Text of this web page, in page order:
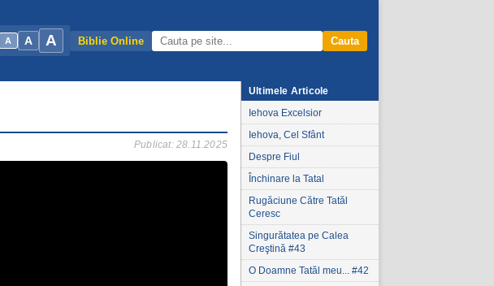
A A A Biblie Online Cauta
Publicat: 28.11.2025
Ultimele Articole
Iehova Excelsior
Iehova, Cel Sfânt
Despre Fiul
Închinare la Tatal
Rugăciune Către Tatăl
Ceresc
Singurătatea pe Calea
Creştină #43
O Doamne Tatăl meu... #42